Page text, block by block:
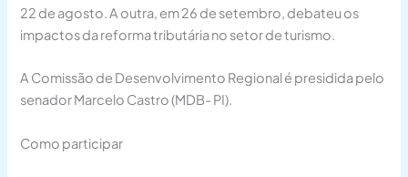
22 de agosto. A outra, em 26 de setembro, debateu os
impactos da reforma tributária no setor de turismo.
A Comissão de Desenvolvimento Regional é presidida pelo
senador Marcelo Castro (MDB- PI).
Como participar